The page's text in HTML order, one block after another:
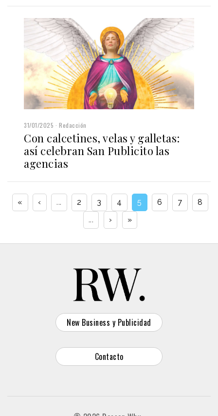
31/01/2025 Redacción
Con calcetines, velas y galletas:
así celebran San Publicito las
agencias
« ‹ ... 2 3 4 5 6 7
8
...
› »
New Business y Publicidad
Contacto